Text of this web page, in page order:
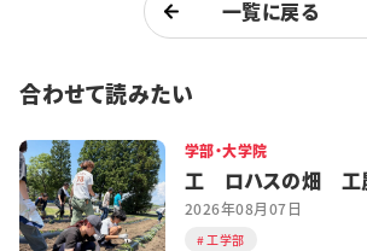
一覧に戻る
合わせて読みたい
学部・大学院
工 ロハスの畑 工
2026年08月07日
工学部